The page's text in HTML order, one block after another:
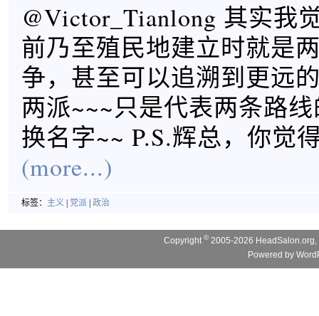
@Victor_Tianlong 其实我
前乃至殖民地建立时就是
争，甚至可以追溯到更远
两派~~~只是代表两条路
换名字~~ P.S.辉总，你觉
(more...)
标签： 主义 党派 政治
Copyright© 2005-2026
Powered by